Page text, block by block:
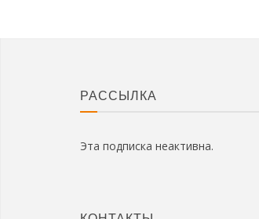
РАССЫЛКА
Эта подписка неактивна.